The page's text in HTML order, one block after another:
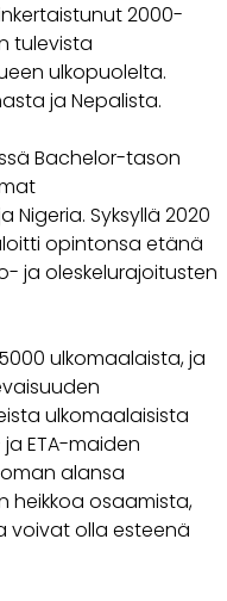
2000-
tulevista
ulkopuolelta.
ja Nepalista.
Bachelor-tason
Syksyllä 2020
opintonsa etänä
ja oleskelurajoitusten
ulkomaalaista, ja
ulkomaalaisista
ETA-maiden
alansa
heikkoa osaamista,
voivat olla esteenä